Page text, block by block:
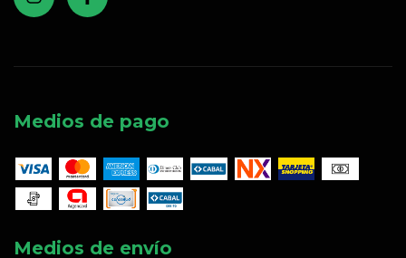
Medios de pago
Medios de envío